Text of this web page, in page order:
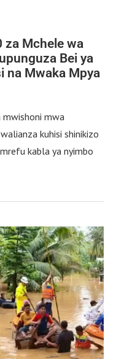
za Mchele wa
Bei ya
na Mwaka Mpya
mwishoni mwa
kuhisi shinikizo
kabla ya nyimbo